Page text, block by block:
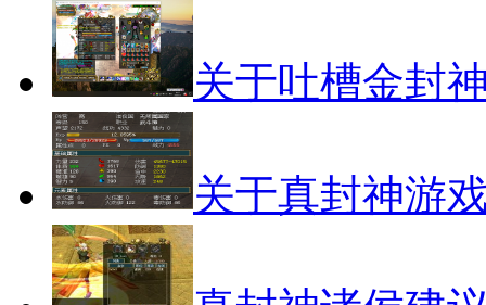
关于吐槽金封
关于真封神游